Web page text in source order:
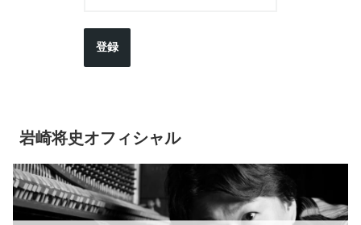
登録
岩崎将史オフィシャル